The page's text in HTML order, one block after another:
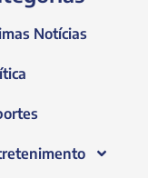
Notícias